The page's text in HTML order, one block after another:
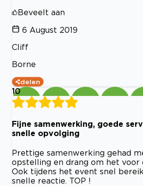
Beveelt aan
6 August 2019
Cliff
Borne
delen
10
Fijne samenwerking, goede
snelle opvolging
Prettige samenwerking gehad
opstelling en drang om het voor
Ook tijdens het event snel
snelle reactie. TOP !